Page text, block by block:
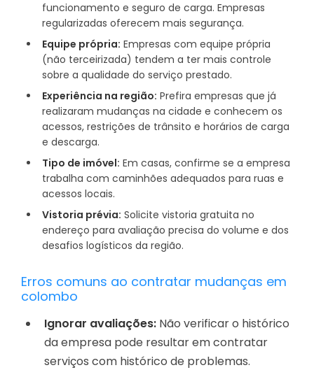
funcionamento e seguro de carga. Empresas
regularizadas oferecem mais segurança.
Equipe própria: Empresas com equipe própria
(não terceirizada) tendem a ter mais controle
sobre a qualidade do serviço prestado.
Experiência na região: Prefira empresas que já
realizaram mudanças na cidade e conhecem os
acessos, restrições de trânsito e horários de carga
e descarga.
Tipo de imóvel: Em casas, confirme se a empresa
trabalha com caminhões adequados para ruas e
acessos locais.
Vistoria prévia: Solicite vistoria gratuita no
endereço para avaliação precisa do volume e dos
desafios logísticos da região.
Erros comuns ao contratar mudanças em
colombo
Ignorar avaliações: Não verificar o histórico
da empresa pode resultar em contratar
serviços com histórico de problemas.